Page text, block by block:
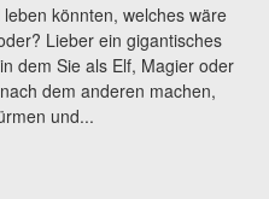
könnten, welches wäre
Lieber ein gigantisches
dem Sie als Elf, Magier oder
dem anderen machen,
und...